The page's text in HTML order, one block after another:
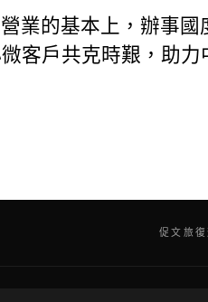
業的基本上，辦事國
客戶共克時艱，助力
促文旅